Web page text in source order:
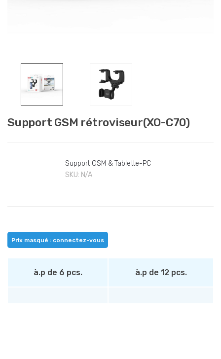
Support GSM rétroviseur(XO-C70)
Support GSM & Tablette-PC
SKU: N/A
Prix masqué : connectez-vous
à.p de 6 pcs. à.p de 12 pcs.